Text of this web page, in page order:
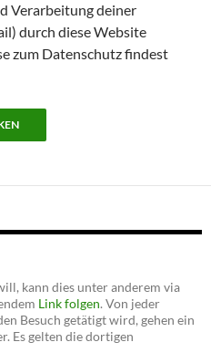
Verarbeitung deiner
durch diese Website
zum Datenschutz findest
kann dies unter anderem via
Link folgen. Von jeder
Besuch getätigt wird, gehen ein
Es gelten die dortigen